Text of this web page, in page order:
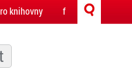
knihovny f